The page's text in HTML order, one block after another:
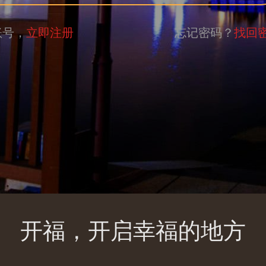
，立即注册 忘记密码？找回
开福，开启幸福的地方